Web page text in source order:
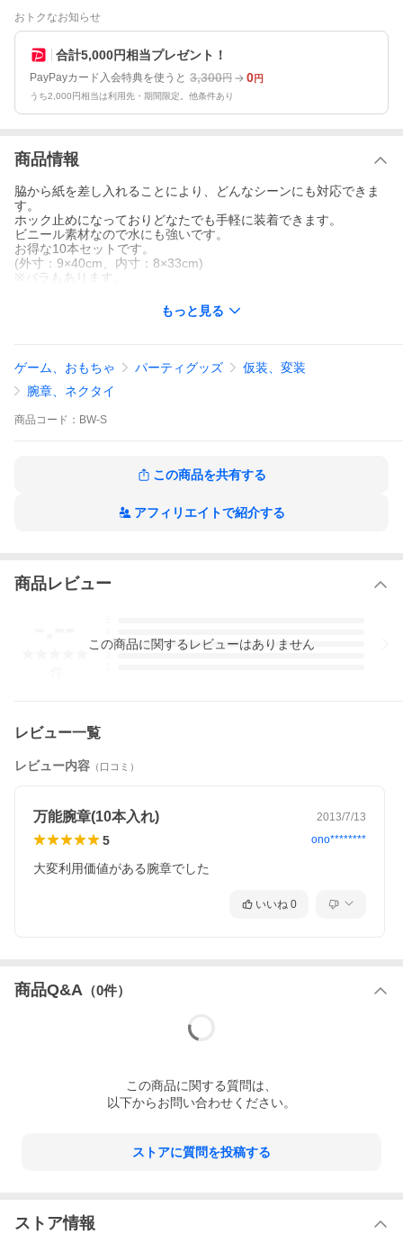
おトクなお知らせ
合計5,000円相当プレゼント！
PayPayカード入会特典を使うと 3,300円 0円
うち2,000円相当は利用先・期間限定。他条件あり
商品情報
脇から紙を差し入れることにより、どんなシーンにも対応できま
す。
ホック止めになっておりどなたでも手軽に装着できます。
ビニール素材なので水にも強いです。
お得な10本セットです。
(外寸：9×40cm、内寸：8×33cm)
※バラもあります。
もっと見る
ゲーム、おもちゃ パーティグッズ
仮装、変装
腕章、ネクタイ
商品 コード： BW-S
この商品を共有する
アフィリエイトで紹介する
商品レビュー
3
この商品に関するレビューはありません
レビュー一覧
レビュー内容 （口コミ）
万能腕章(10本入れ) 2013/7/13
5 ono********
大変利用価値がある腕章でした
いいね 0
商品Q&A （0件）
この商品に関する質問は、
以下からお問い合わせください。
ストアに質問を投稿する
ストア情報